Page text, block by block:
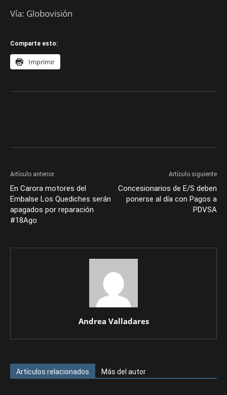
Vía: Globovisión
Comparte esto:
Imprimir
Artículo anterior
En Carora motores del
Embalse Los Quediches serán
apagados por reparación
#18Ago
Artículo siguiente
Concesionarios de E/S deben
ponerse al día con Pagos a
PDVSA
Andrea Valladares
Artículos relacionados Más del autor